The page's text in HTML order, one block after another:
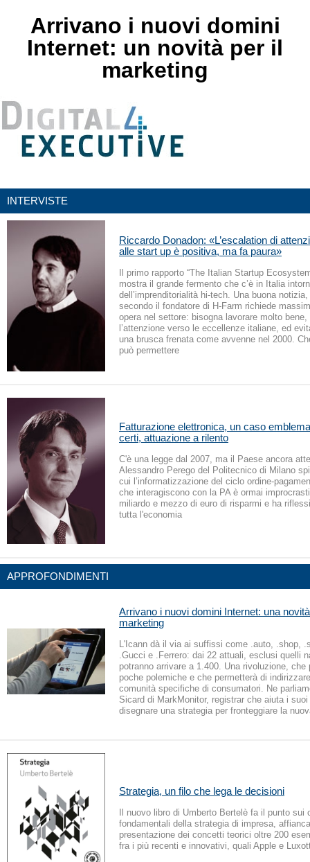
Arrivano i nuovi domini
Internet: un novità per il
marketing
INTERVISTE
Riccardo Donadon: «L’escalation di
alle start up è positiva, ma fa paura»
Il primo rapporto “The Italian Startup
mostra il grande fermento che c’è in Italia
dell’imprenditorialità hi-tech. Una buona
secondo il fondatore di H-Farm richiede
opera nel settore: bisogna lavorare molto bene,
l’attenzione verso le eccellenze italiane, ed
una brusca frenata come avvenne nel 2000.
può permettere
Fatturazione elettronica, un caso
certi, attuazione a rilento
C'è una legge dal 2007, ma il Paese ancora
Alessandro Perego del Politecnico di Milano
cui l’informatizzazione del ciclo ordine-
che interagiscono con la PA è ormai
miliardo e mezzo di euro di risparmi e ha
tutta l'economia
APPROFONDIMENTI
Arrivano i nuovi domini Internet: una
marketing
L'Icann dà il via ai suffissi come .auto, .shop,
.Gucci e .Ferrero: dai 22 attuali, esclusi quelli
potranno arrivare a 1.400. Una rivoluzione, che
poche polemiche e che permetterà di
comunità specifiche di consumatori. Ne
Sicard di MarkMonitor, registrar che aiuta i
disegnare una strategia per fronteggiare la
Strategia, un filo che lega le decisioni
Il nuovo libro di Umberto Bertelè fa il punto sui
fondamentali della strategia di impresa,
presentazione dei concetti teorici oltre 200
fra i più recenti e innovativi, quali Apple e